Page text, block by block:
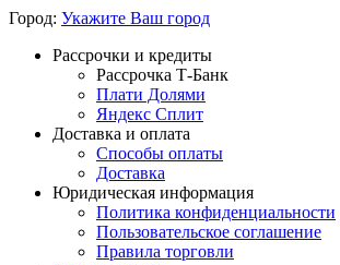
Город: Укажите Ваш город
Рассрочки и кредиты
Рассрочка Т-Банк
Плати Долями
Яндекс Сплит
Доставка и оплата
Способы оплаты
Доставка
Юридическая информация
Политика конфиденциальности
Пользовательское соглашение
Правила торговли